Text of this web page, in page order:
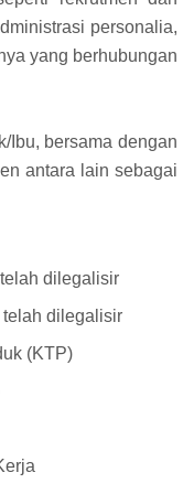
personalia,
yang berhubungan
Ibu, bersama dengan
antara lain sebagai
dilegalisir
dilegalisir
(KTP)